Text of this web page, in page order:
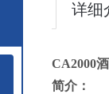
详细
CA2000
简介：